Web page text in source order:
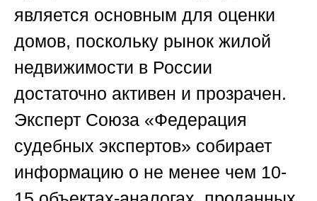
является основным для оценки
домов, поскольку рынок жилой
недвижимости в России
достаточно активен и прозрачен.
Эксперт Союза «Федерация
судебных экспертов» собирает
информацию о не менее чем 10-